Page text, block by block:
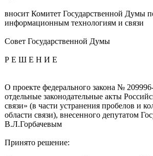
вносит Комитет Государственной Думы
информационным технологиям и связи
Совет Государственной Думы
Р Е Ш Е Н И Е
О проекте федерального закона №
отдельные законодательные акты
связи» (в части устранения пробелов и
области связи), внесенного депутатом
В.Л.Горбачевым
Принято решение: